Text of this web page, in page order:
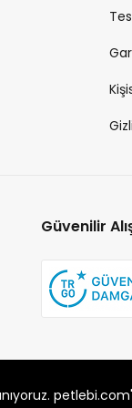
Güvenilir
Alaşarköy Mah. 1.